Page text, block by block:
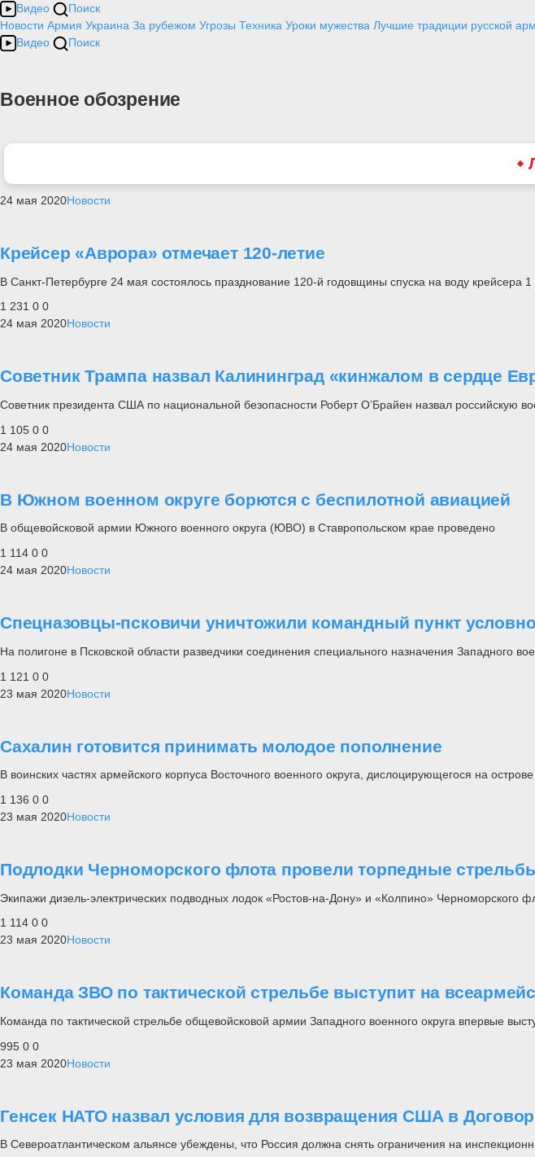
Видео
Поиск
Новости Армия Украина За рубежом Угрозы Техника Уроки мужества Лучшие традиции русской
Видео
Поиск
Военное обозрение
24 мая 2020Новости
Крейсер «Аврора» отмечает 120-летие
В Санкт-Петербурге 24 мая состоялось празднование 120-й годовщины спуска на воду крейсера 1
1 231 0 0
24 мая 2020Новости
Советник Трампа назвал Калининград «кинжалом в сердце
Советник президента США по национальной безопасности Роберт О’Брайен назвал российскую
1 105 0 0
24 мая 2020Новости
В Южном военном округе борются с беспилотной авиацией
В общевойсковой армии Южного военного округа (ЮВО) в Ставропольском крае проведено
1 114 0 0
24 мая 2020Новости
Спецназовцы-псковичи уничтожили командный пункт
На полигоне в Псковской области разведчики соединения специального назначения Западного
1 121 0 0
23 мая 2020Новости
Сахалин готовится принимать молодое пополнение
В воинских частях армейского корпуса Восточного военного округа, дислоцирующегося на острове
1 136 0 0
23 мая 2020Новости
Подлодки Черноморского флота провели торпедные
Экипажи дизель-электрических подводных лодок «Ростов-на-Дону» и «Колпино» Черноморского
1 114 0 0
23 мая 2020Новости
Команда ЗВО по тактической стрельбе выступит на
Команда по тактической стрельбе общевойсковой армии Западного военного округа впервые
995 0 0
23 мая 2020Новости
Генсек НАТО назвал условия для возвращения США в
В Североатлантическом альянсе убеждены, что Россия должна снять ограничения на